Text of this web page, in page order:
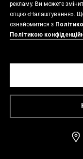
рекламу. Ви можете
опцію «Налаштування».
ознайомитися з
Політикою